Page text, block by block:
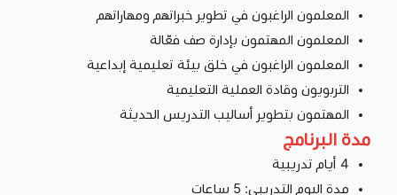
المعلمون الراغبون في تطوير خبراتهم ومهاراتهم
المعلمون المهتمون بإدارة صف فعّالة
المعلمون الراغبون في خلق بيئة تعليمية إبداعية
التربويون وقادة العملية التعليمية
المهتمون بتطوير أساليب التدريس الحديثة
مدة البرنامج
4 أيام تدريبية
مدة اليوم التدريبي: 5 ساعات